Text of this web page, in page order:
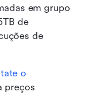
em grupo
de
de
o
preços